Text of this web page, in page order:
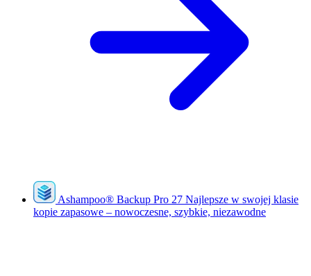
Ashampoo® Backup Pro 27 Najlepsze w swojej klasie
kopie zapasowe – nowoczesne, szybkie, niezawodne